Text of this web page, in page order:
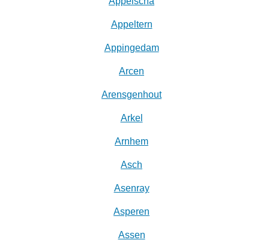
Appeltern
Appingedam
Arcen
Arensgenhout
Arkel
Arnhem
Asch
Asenray
Asperen
Assen